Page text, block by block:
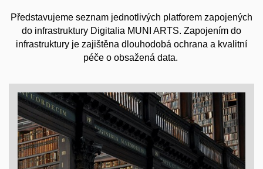
Představujeme seznam jednotlivých platforem zapojených
do infrastruktury Digitalia MUNI ARTS. Zapojením do
infrastruktury je zajištěna dlouhodobá ochrana a kvalitní
péče o obsažená data.